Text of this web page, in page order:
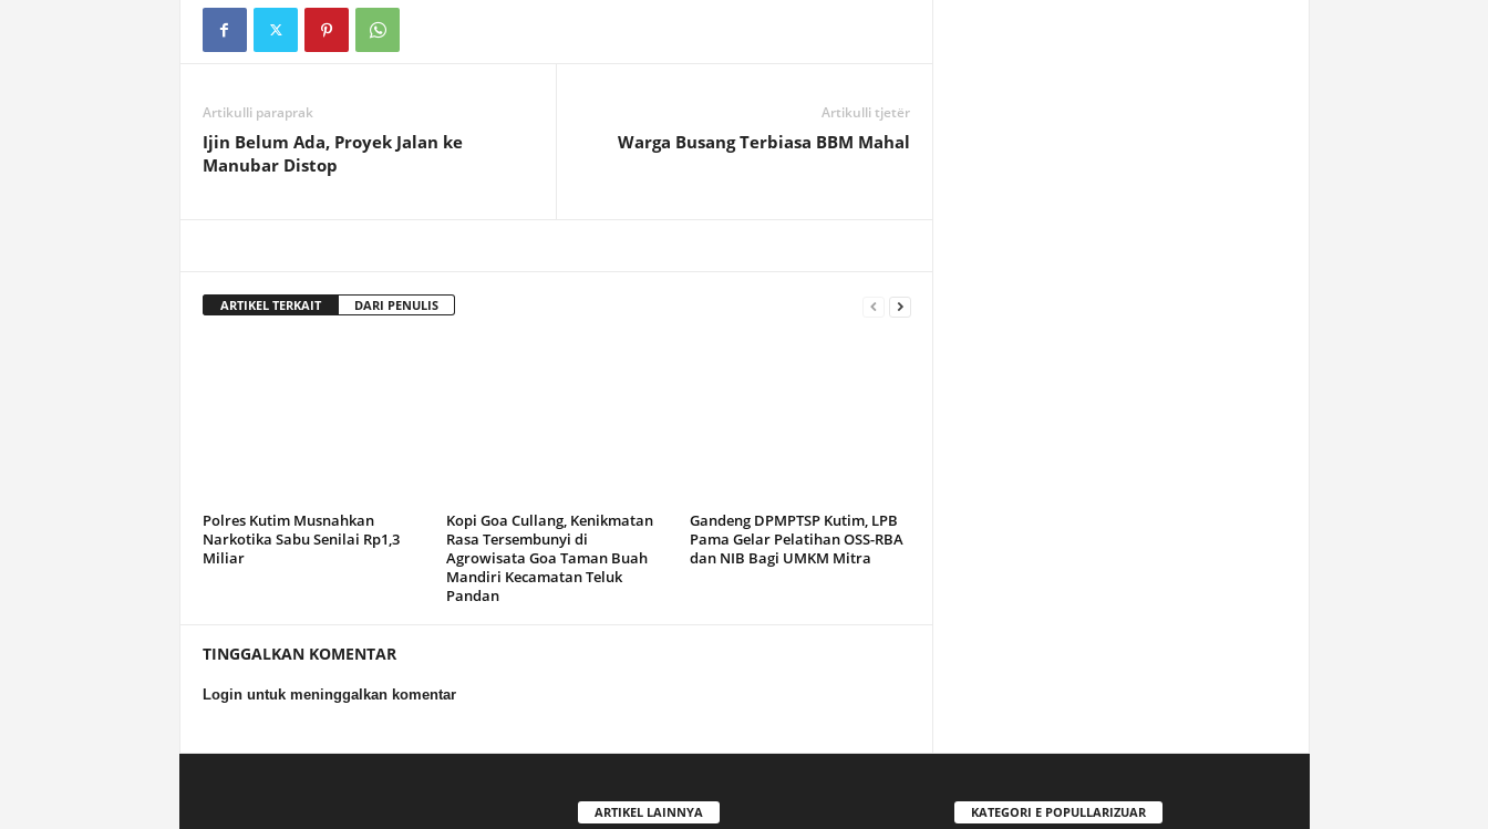
Artikulli paraprak
Ijin Belum Ada, Proyek Jalan ke
Manubar Distop
Artikulli tjetër
Warga Busang Terbiasa BBM Mahal
ARTIKEL TERKAIT DARI PENULIS
Polres Kutim Musnahkan
Narkotika Sabu Senilai Rp1,3
Miliar
Kopi Goa Cullang, Kenikmatan
Rasa Tersembunyi di
Agrowisata Goa Taman Buah
Mandiri Kecamatan Teluk
Pandan
Gandeng DPMPTSP Kutim, LPB
Pama Gelar Pelatihan OSS-RBA
dan NIB Bagi UMKM Mitra
TINGGALKAN KOMENTAR
Login untuk meninggalkan komentar
ARTIKEL LAINNYA KATEGORI E POPULLARIZUAR